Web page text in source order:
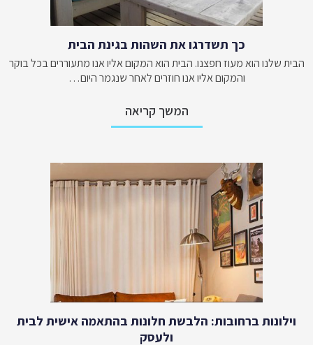
כך תשדרגו את השהות בגינת הבית
הבית שלנו הוא מעוז חפצנו. הבית הוא המקום אליו אנו מתעוררים בכל בוקר
והמקום אליו אנו חוזרים לאחר שנגמר היום…
המשך קריאה
וילונות ברחובות: הלבשת חלונות בהתאמה אישית לבית
ולעסק